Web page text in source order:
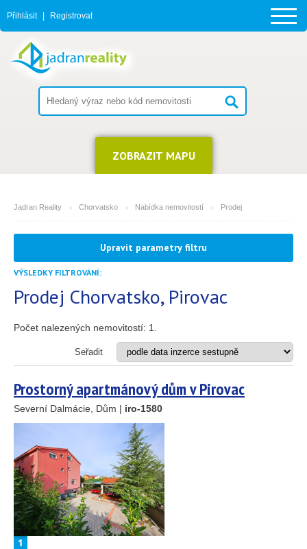
23
24
122
15
14
2
Přihlásit Registrovat
ZOBRAZIT MAPU
Jadran Reality Chorvatsko Nabídka nemovitostí Prodej
MĚSTO
(můžete vybrat více položek)
Apartmán
Dům
Dům s apartmány
Investiční projekt
Stavební pozemek
VZDÁLENOST OD MOŘE DO(m)
OBLAST(můžete vybrat více položek)
Istrie (3)
Kvarner (12)
Upravit parametry filtru
VÝSLEDKY FILTROVÁNÍ:
Prodej Chorvatsko, Pirovac
Počet nalezených nemovitostí: 1
Seřadit
Prostorný apartmánový dům v Pirovac
Severní Dalmácie, Dům | iro-1580